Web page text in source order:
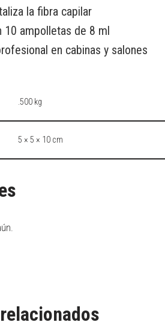
la fibra capilar
10 ampolletas de 8 ml
en cabinas y salones
.500 kg
5 × 5 × 10 cm